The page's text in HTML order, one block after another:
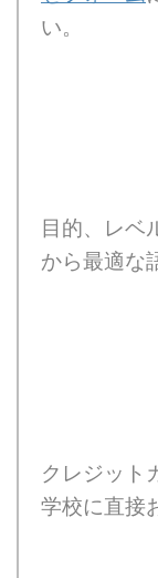
い。
目的、レベ
から最適な
クレジット
学校に直接